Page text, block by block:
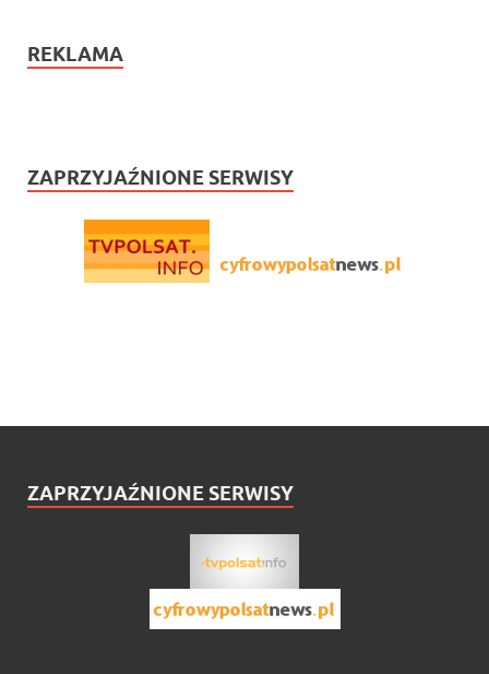
REKLAMA
ZAPRZYJAŹNIONE SERWISY
ZAPRZYJAŹNIONE SERWISY